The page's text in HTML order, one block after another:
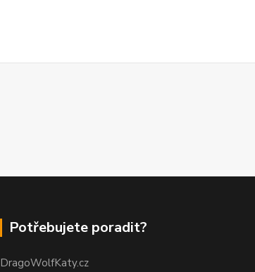
Potřebujete poradit?
DragoWolfKaty.cz